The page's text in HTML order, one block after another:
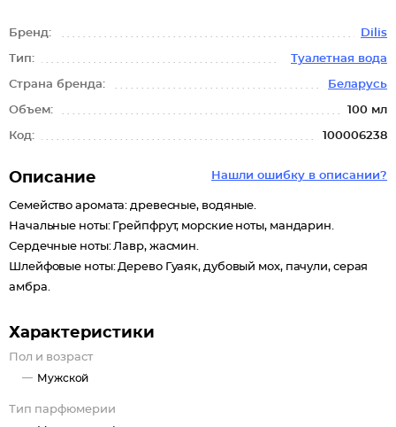
Бренд: Dilis
Тип: Туалетная вода
Страна бренда: Беларусь
Объем: 100 мл
Код: 100006238
Нашли ошибку в описании?
Описание
Семейство аромата: древесные, водяные.
Начальные ноты: Грейпфрут, морские ноты, мандарин.
Сердечные ноты: Лавр, жасмин.
Шлейфовые ноты: Дерево Гуаяк, дубовый мох, пачули, серая
амбра.
Характеристики
Пол и возраст
Мужской
Тип парфюмерии